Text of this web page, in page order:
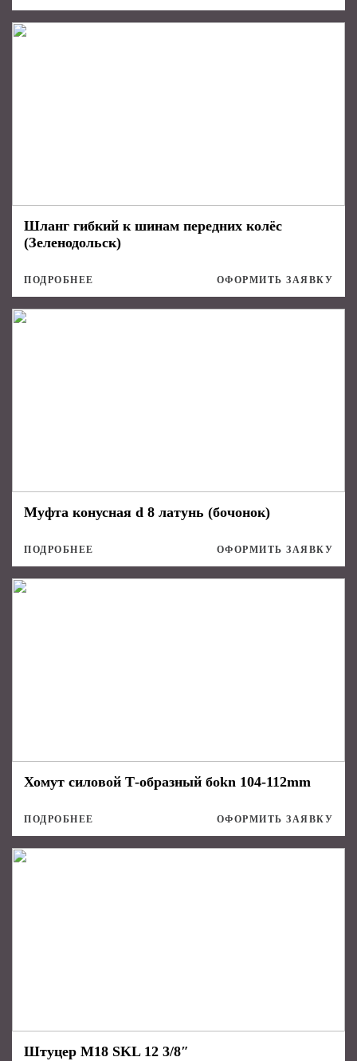
Шланг гибкий к шинам передних колёс
(Зеленодольск)
ПОДРОБНЕЕ ОФОРМИТЬ ЗАЯВКУ
Муфта конусная d 8 латунь (бочонок)
ПОДРОБНЕЕ ОФОРМИТЬ ЗАЯВКУ
Хомут силовой Т-образный боkn 104-112mm
ПОДРОБНЕЕ ОФОРМИТЬ ЗАЯВКУ
Штуцер М18 SKL 12 3/8″